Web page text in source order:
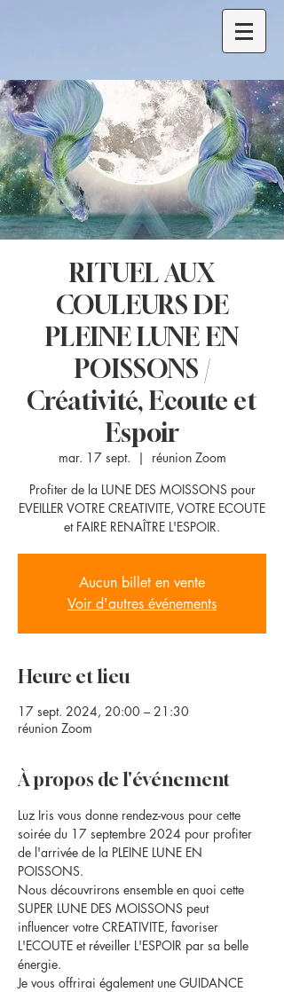
RITUEL AUX
COULEURS DE
PLEINE LUNE EN
POISSONS /
Créativité, Ecoute et
Espoir
mar. 17 sept.
  |
réunion Zoom
Profiter de la LUNE DES MOISSONS pour
EVEILLER VOTRE CREATIVITE, VOTRE ECOUTE
et FAIRE RENAÎTRE L'ESPOIR.
Aucun billet en vente
Voir d'autres événements
Heure et lieu
17 sept. 2024, 20:00 – 21:30
réunion Zoom
À propos de l'événement
Luz Iris vous donne rendez-vous pour cette
soirée du 17 septembre 2024 pour profiter
de l'arrivée de la PLEINE LUNE EN
POISSONS.
Nous découvrirons ensemble en quoi cette
SUPER LUNE DES MOISSONS peut
influencer votre CREATIVITE, favoriser
L'ECOUTE et réveiller L'ESPOIR par sa belle
énergie.
Je vous offrirai également une GUIDANCE